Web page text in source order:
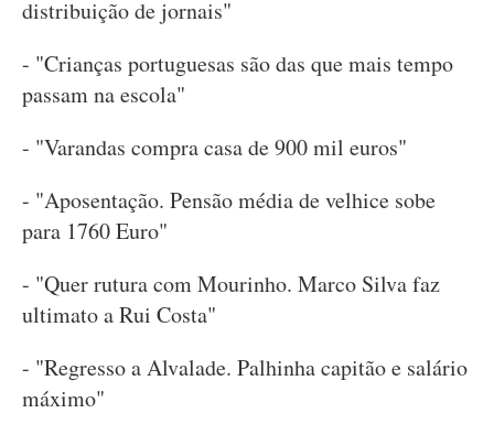
distribuição de jornais"
- "Crianças portuguesas são das que mais tempo
passam na escola"
- "Varandas compra casa de 900 mil euros"
- "Aposentação. Pensão média de velhice sobe
para 1760 Euro"
- "Quer rutura com Mourinho. Marco Silva faz
ultimato a Rui Costa"
- "Regresso a Alvalade. Palhinha capitão e salário
máximo"